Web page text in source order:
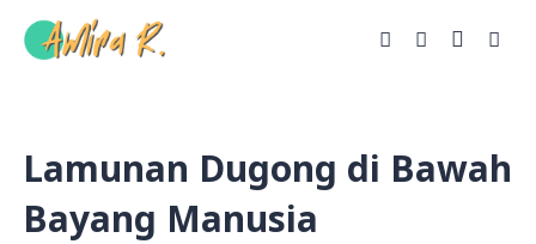
Lamunan Dugong di Bawah
Bayang Manusia